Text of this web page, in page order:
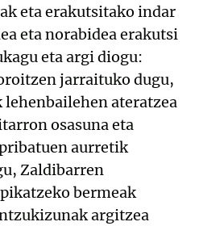
eta erakutsitako indar
eta norabidea erakutsi
eta argi diogu:
jarraituko dugu,
ateratzea
osasuna eta
aurretik
Zaldibarren
bermeak
argitzea